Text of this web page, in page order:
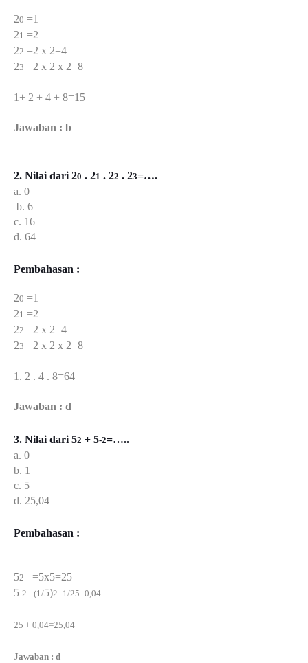
20 =1
21 =2
22 =2 x 2=4
23 =2 x 2 x 2=8
1+ 2 + 4 + 8=15
Jawaban : b
2. Nilai dari 20 . 21 . 22 . 23=….
a. 0
b. 6
c. 16
d. 64
Pembahasan :
20 =1
21 =2
22 =2 x 2=4
23 =2 x 2 x 2=8
1. 2 . 4 . 8=64
Jawaban : d
3. Nilai dari 52 + 5-2=…..
a. 0
b. 1
c. 5
d. 25,04
Pembahasan :
52
=5x5=25
5-2 =(1/5)2=1/25=0,04
25 + 0,04=25,04
Jawaban : d